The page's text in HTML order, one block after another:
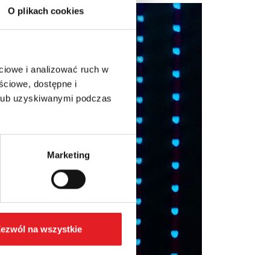
O plikach cookies
i analizować ruch w
dostępne i
uzyskiwanymi podczas
Marketing
na wszystkie